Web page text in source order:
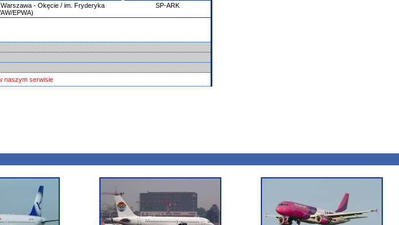
Warszawa - Okęcie / im. Fryderyka
EPWA)
SP-ARK
naszym serwisie